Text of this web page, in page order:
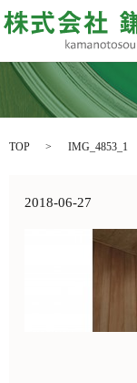
TOP IMG_4853_1
2018-06-27